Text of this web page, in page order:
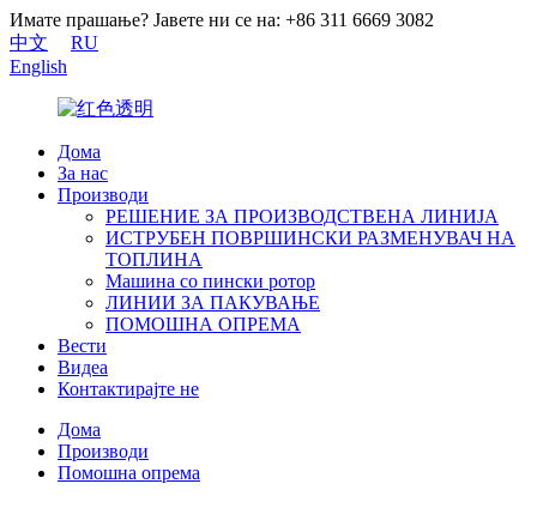
Имате прашање? Јавете ни се на: +86 311 6669 3082
中文
RU
English
Дома
За нас
Производи
РЕШЕНИЕ ЗА ПРОИЗВОДСТВЕНА ЛИНИЈА
ИСТРУБЕН ПОВРШИНСКИ РАЗМЕНУВАЧ НА
ТОПЛИНА
Машина со пински ротор
ЛИНИИ ЗА ПАКУВАЊЕ
ПОМОШНА ОПРЕМА
Вести
Видеа
Контактирајте не
Дома
Производи
Помошна опрема